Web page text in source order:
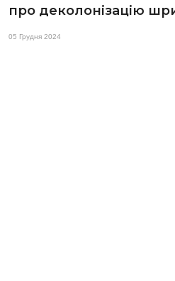
про деколонізацію
05 Грудня 2024